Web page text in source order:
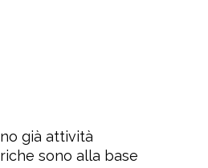
già attività
sono alla base